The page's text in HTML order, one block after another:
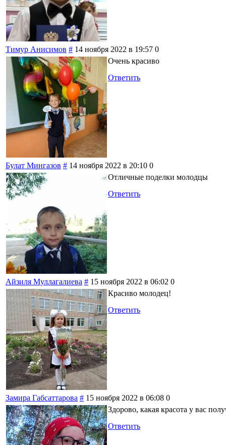
Тимур Анисимов # 14 ноября 2022 в 19:57 0
Очень красиво
Ответить
Булат Мингазов # 14 ноября 2022 в 20:10 0
Отличные поделки молодцы
Ответить
Айзиля Муллагалиева # 15 ноября 2022 в 06:02 0
Красиво молодец!
Ответить
Замира Габсаттарова # 15 ноября 2022 в 06:08 0
Здорово, какая красота у вас
Ответить